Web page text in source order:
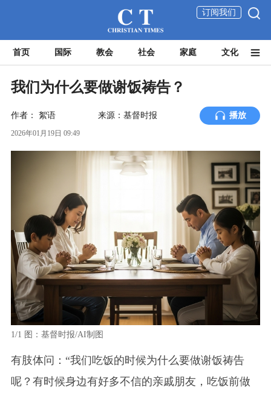
订阅我们
首页 国际 教会 社会 家庭 文化
我们为什么要做谢饭祷告？
作者： 絮语 来源：基督时报 播放
2026年01月19日 09:49
1/1 图：基督时报/AI制图
有肢体问：“我们吃饭的时候为什么要做谢饭祷告
呢？有时候身边有好多不信的亲戚朋友，吃饭前做